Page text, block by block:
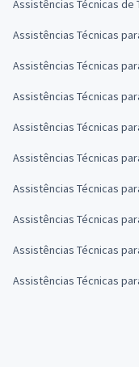
Assistências Técnicas de
Assistências Técnicas
Assistências Técnicas
Assistências Técnicas
Assistências Técnicas
Assistências Técnicas
Assistências Técnicas
Assistências Técnicas
Assistências Técnicas
Assistências Técnicas